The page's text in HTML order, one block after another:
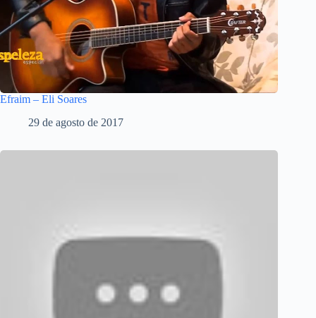
Efraim – Eli Soares
29 de agosto de 2017